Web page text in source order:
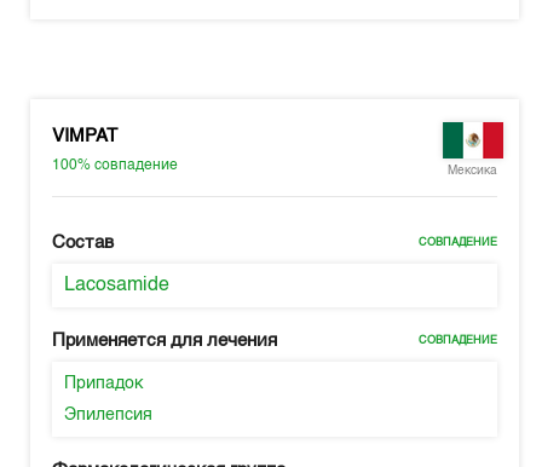
VIMPAT
100%совпадение Мексика
Состав СОВПАДЕНИЕ
Lacosamide
Применяется для лечения СОВПАДЕНИЕ
Припадок
Эпилепсия